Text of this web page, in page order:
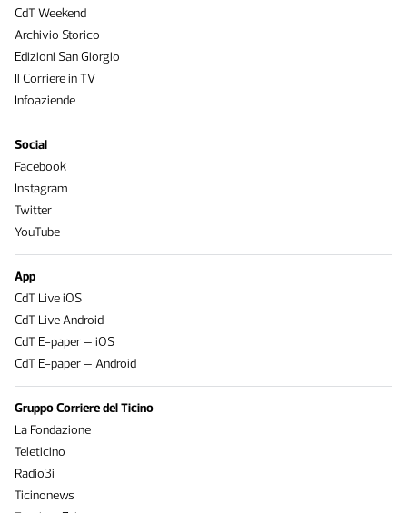
CdT Weekend
Archivio Storico
Edizioni San Giorgio
Il Corriere in TV
Infoaziende
Social
Facebook
Instagram
Twitter
YouTube
App
CdT Live iOS
CdT Live Android
CdT E-paper – iOS
CdT E-paper – Android
Gruppo Corriere del Ticino
La Fondazione
Teleticino
Radio3i
Ticinonews